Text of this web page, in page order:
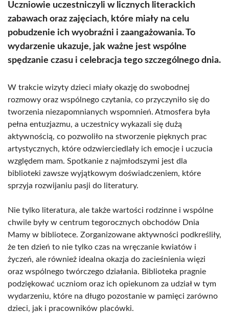
Uczniowie uczestniczyli w licznych literackich
zabawach oraz zajęciach, które miały na celu
pobudzenie ich wyobraźni i zaangażowania. To
wydarzenie ukazuje, jak ważne jest wspólne
spędzanie czasu i celebracja tego szczególnego dnia.
W trakcie wizyty dzieci miały okazję do swobodnej
rozmowy oraz wspólnego czytania, co przyczyniło się do
tworzenia niezapomnianych wspomnień. Atmosfera była
pełna entuzjazmu, a uczestnicy wykazali się dużą
aktywnością, co pozwoliło na stworzenie pięknych prac
artystycznych, które odzwierciedlały ich emocje i uczucia
względem mam. Spotkanie z najmłodszymi jest dla
biblioteki zawsze wyjątkowym doświadczeniem, które
sprzyja rozwijaniu pasji do literatury.
Nie tylko literatura, ale także wartości rodzinne i wspólne
chwile były w centrum tegorocznych obchodów Dnia
Mamy w bibliotece. Zorganizowane aktywności podkreśliły,
że ten dzień to nie tylko czas na wręczanie kwiatów i
życzeń, ale również idealna okazja do zacieśnienia więzi
oraz wspólnego twórczego działania. Biblioteka pragnie
podziękować uczniom oraz ich opiekunom za udział w tym
wydarzeniu, które na długo pozostanie w pamięci zarówno
dzieci, jak i pracowników placówki.